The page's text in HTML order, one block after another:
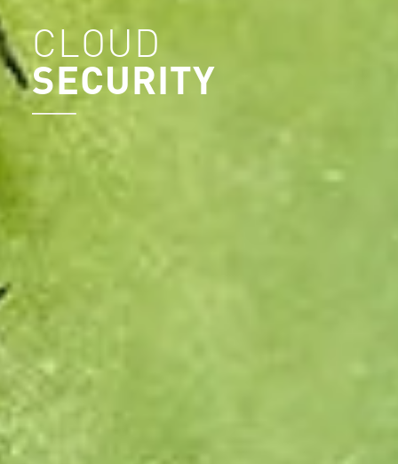
CLOUD
SECURITY